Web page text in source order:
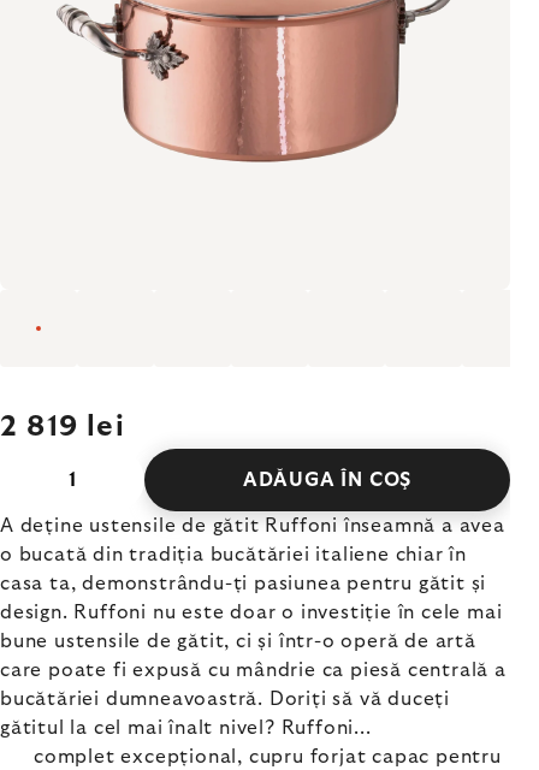
2 819 lei
ADĂUGA ÎN COŞ
A deține ustensile de gătit Ruffoni înseamnă a avea
o bucată din tradiția bucătăriei italiene chiar în
casa ta, demonstrându-ți pasiunea pentru gătit și
design. Ruffoni nu este doar o investiție în cele mai
bune ustensile de gătit, ci și într-o operă de artă
care poate fi expusă cu mândrie ca piesă centrală a
bucătăriei dumneavoastră. Doriți să vă duceți
gătitul la cel mai înalt nivel? Ruffoni...
complet excepțional, cupru forjat capac pentru